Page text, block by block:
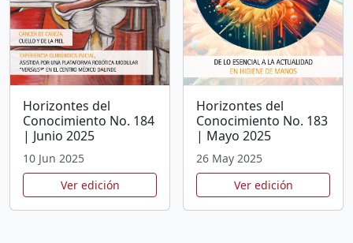
Horizontes del
Conocimiento No. 184
| Junio 2025
10 Jun 2025
Ver edición
Horizontes del
Conocimiento No. 183
| Mayo 2025
26 May 2025
Ver edición